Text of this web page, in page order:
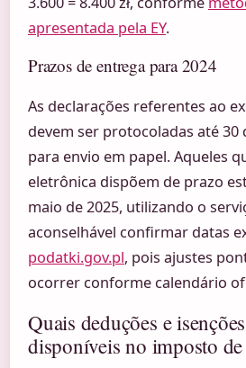
apresentada pela EY.
Prazos de entrega para 2024
As declarações referentes ao
devem ser protocoladas até 30
para envio em papel. Aqueles
eletrônica dispõem de prazo
maio de 2025, utilizando o
aconselhável confirmar datas
podatki.gov.pl, pois ajustes
ocorrer conforme calendário
Quais deduções e
disponíveis no imposto